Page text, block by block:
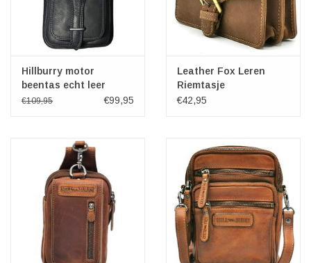
Hillburry motor
beentas echt leer
zwart
€109,95 €99,95
Leather Fox Leren
Riemtasje
€42,95